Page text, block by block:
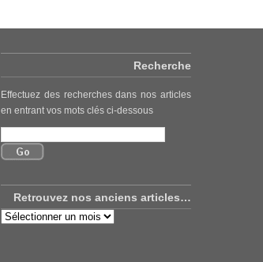
Recherche
Effectuez des recherches dans nos articles
en entrant vos mots clés ci-dessous
Retrouvez nos anciens articles…
Retrouvez